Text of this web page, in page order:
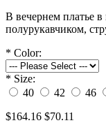
В вечернем платье
полурукавчиком,
* Color:
* Size:
40
42 46
$164.16 $70.11